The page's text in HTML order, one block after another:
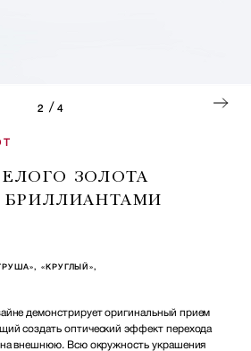
2 / 4
ЗОЛОТА
БРИЛЛИАНТАМИ
«КРУГЛЫЙ»,
демонстрирует оригинальный прием
создать оптический эффект перехода
на внешнюю. Всю окружность украшения